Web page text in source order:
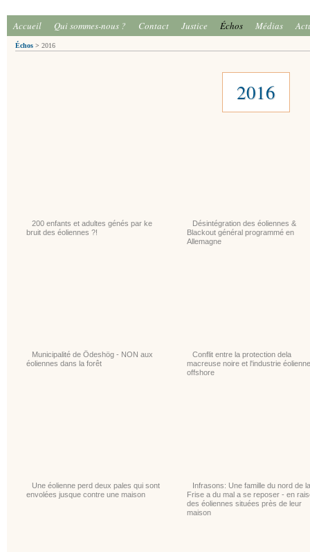
Accueil Qui sommes-nous ? Contact Justice Échos Médias
Échos > 2016
2016
200 enfants et adultes génés par ke
bruit des éoliennes ?!
Désintégration des éoliennes &
Blackout général programmé en
Allemagne
Municipalité de Ödeshög - NON aux
éoliennes dans la forêt
Conflit entre la protection dela
macreuse noire et l'industrie éolienne
offshore
Une éolienne perd deux pales qui sont
envolées jusque contre une maison
Infrasons: Une famille du nord de la
Frise a du mal a se reposer - en
des éoliennes situées près de leur
maison